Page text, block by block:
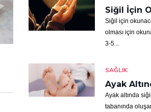
Siğil İçin
Siğil için
olması için
3-5...
SAĞLIK
Ayak
Ayak altında
tabanında